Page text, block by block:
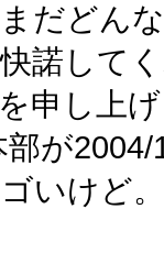
だどん
諾して
申し上
が
いけど